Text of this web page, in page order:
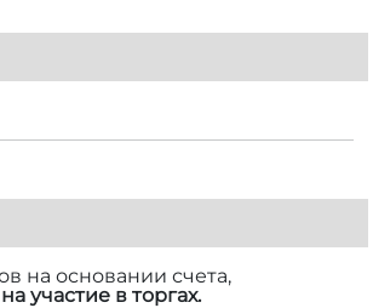
на основании счета,
участие в торгах.